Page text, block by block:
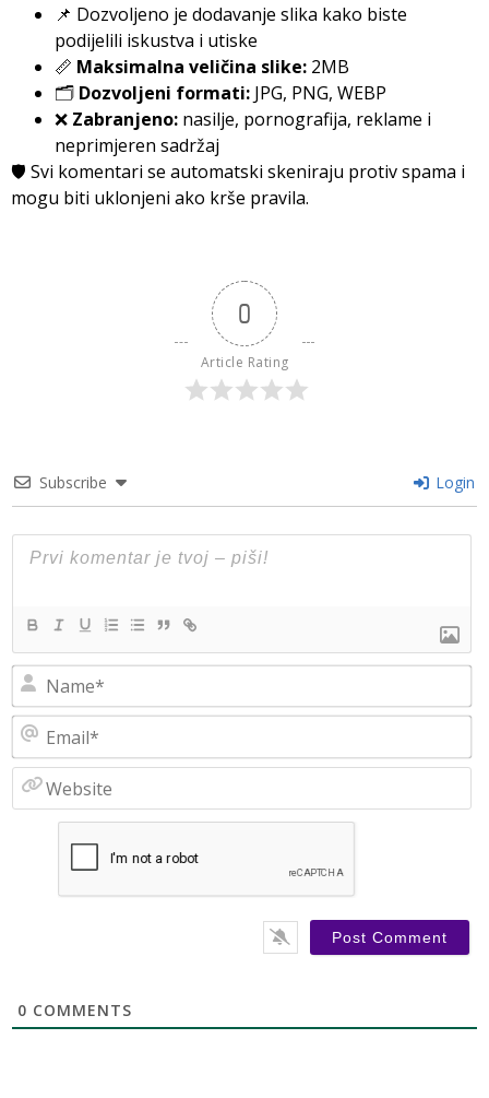
📌 Dozvoljeno je dodavanje slika kako biste
podijelili iskustva i utiske
📏 Maksimalna veličina slike: 2MB
🗂️ Dozvoljeni formati: JPG, PNG, WEBP
❌ Zabranjeno: nasilje, pornografija, reklame i
neprimjeren sadržaj
🛡️ Svi komentari se automatski skeniraju protiv spama i
mogu biti uklonjeni ako krše pravila.
0
Article Rating
Subscribe Login
0 COMMENTS